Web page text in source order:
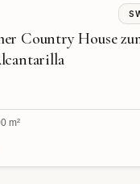
Country House
m²